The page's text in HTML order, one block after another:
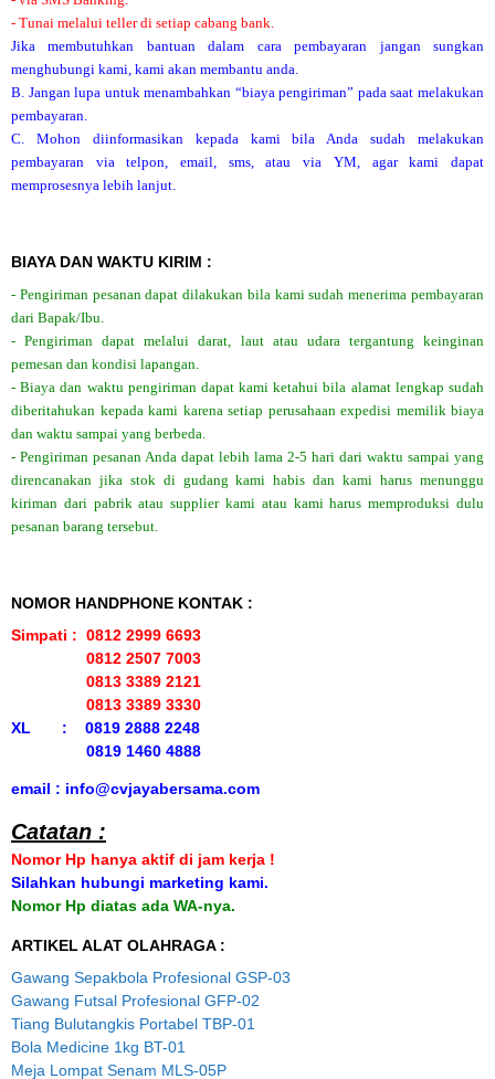
- Tunai melalui teller di setiap cabang bank.
Jika membutuhkan bantuan dalam cara pembayaran jangan sungkan
menghubungi kami, kami akan membantu anda.
B. Jangan lupa untuk menambahkan “biaya pengiriman” pada saat melakukan
pembayaran.
C. Mohon diinformasikan kepada kami bila Anda sudah melakukan
pembayaran via telpon, email, sms, atau via YM, agar kami dapat
memprosesnya lebih lanjut.
BIAYA DAN WAKTU KIRIM :
- Pengiriman pesanan dapat dilakukan bila kami sudah menerima pembayaran
dari Bapak/Ibu.
- Pengiriman dapat melalui darat, laut atau udara tergantung keinginan
pemesan dan kondisi lapangan.
- Biaya dan waktu pengiriman dapat kami ketahui bila alamat lengkap sudah
diberitahukan kepada kami karena setiap perusahaan expedisi memilik biaya
dan waktu sampai yang berbeda.
- Pengiriman pesanan Anda dapat lebih lama 2-5 hari dari waktu sampai yang
direncanakan jika stok di gudang kami habis dan kami harus menunggu
kiriman dari pabrik atau supplier kami atau kami harus memproduksi dulu
pesanan barang tersebut.
NOMOR HANDPHONE KONTAK :
Simpati : 0812 2999 6693
0812 2507 7003
0813 3389 2121
0813 3389 3330
XL : 0819 2888 2248
0819 1460 4888
email : info@cvjayabersama.com
Catatan :
Nomor Hp hanya aktif di jam kerja !
Silahkan hubungi marketing kami.
Nomor Hp diatas ada WA-nya.
ARTIKEL ALAT OLAHRAGA :
Gawang Sepakbola Profesional GSP-03
Gawang Futsal Profesional GFP-02
Tiang Bulutangkis Portabel TBP-01
Bola Medicine 1kg BT-01
Meja Lompat Senam MLS-05P